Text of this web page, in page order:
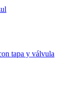
tapa y válvula